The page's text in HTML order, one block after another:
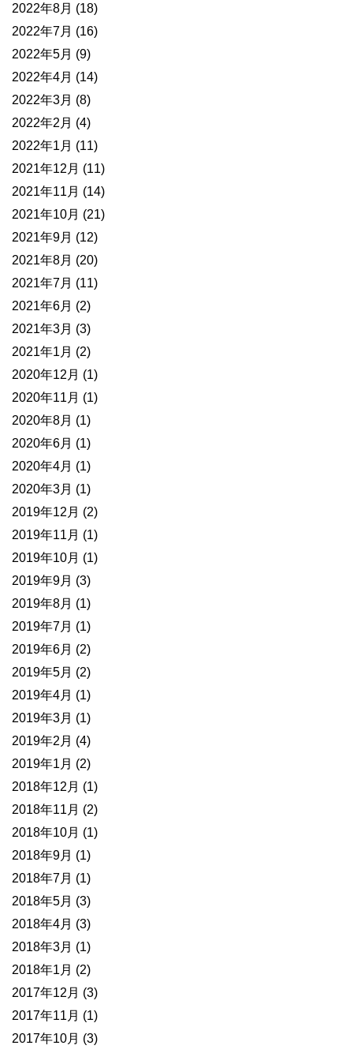
2022年8月 (18)
2022年7月 (16)
2022年5月 (9)
2022年4月 (14)
2022年3月 (8)
2022年2月 (4)
2022年1月 (11)
2021年12月 (11)
2021年11月 (14)
2021年10月 (21)
2021年9月 (12)
2021年8月 (20)
2021年7月 (11)
2021年6月 (2)
2021年3月 (3)
2021年1月 (2)
2020年12月 (1)
2020年11月 (1)
2020年8月 (1)
2020年6月 (1)
2020年4月 (1)
2020年3月 (1)
2019年12月 (2)
2019年11月 (1)
2019年10月 (1)
2019年9月 (3)
2019年8月 (1)
2019年7月 (1)
2019年6月 (2)
2019年5月 (2)
2019年4月 (1)
2019年3月 (1)
2019年2月 (4)
2019年1月 (2)
2018年12月 (1)
2018年11月 (2)
2018年10月 (1)
2018年9月 (1)
2018年7月 (1)
2018年5月 (3)
2018年4月 (3)
2018年3月 (1)
2018年1月 (2)
2017年12月 (3)
2017年11月 (1)
2017年10月 (3)